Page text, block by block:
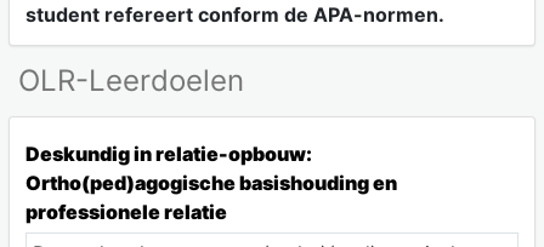
student refereert conform de APA-normen.
OLR-Leerdoelen
Deskundig in relatie-opbouw:
Ortho(ped)agogische basishouding en
professionele relatie